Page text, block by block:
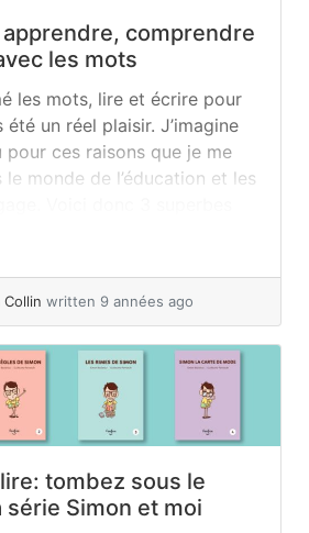
comprendre
les mots
les mots, lire et écrire pour
été un réel plaisir. J’imagine
pour ces raisons que je me
monde de l’éducation et les
dans sa bibliothèque, que
written 9 années ago
tombez sous le
série Simon et moi